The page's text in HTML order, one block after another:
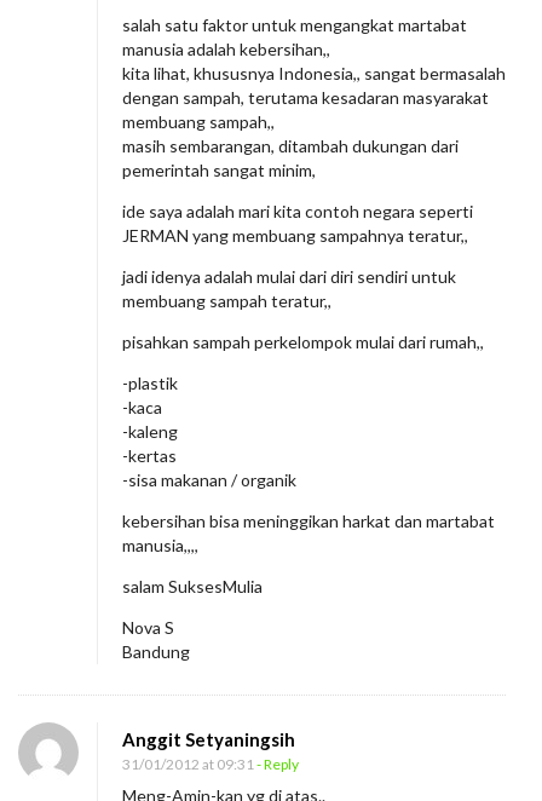
salah satu faktor untuk mengangkat martabat
manusia adalah kebersihan,,
kita lihat, khususnya Indonesia,, sangat bermasalah
dengan sampah, terutama kesadaran masyarakat
membuang sampah,,
masih sembarangan, ditambah dukungan dari
pemerintah sangat minim,
ide saya adalah mari kita contoh negara seperti
JERMAN yang membuang sampahnya teratur,,
jadi idenya adalah mulai dari diri sendiri untuk
membuang sampah teratur,,
pisahkan sampah perkelompok mulai dari rumah,,
-plastik
-kaca
-kaleng
-kertas
-sisa makanan / organik
kebersihan bisa meninggikan harkat dan martabat
manusia,,,,
salam SuksesMulia
Nova S
Bandung
Anggit Setyaningsih
31/01/2012 at 09:31 - Reply
Meng-Amin-kan yg di atas..